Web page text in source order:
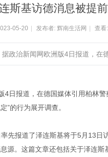
斯基访德消息被提
05-20 发布者: 辉南生活网 查
政治新闻网欧洲版4日报道，
4日报道，在德国媒体引用柏林
”的行为展开调查。
先报道了泽连斯基将于5月13日
源。这篇文章还包括关于泽连